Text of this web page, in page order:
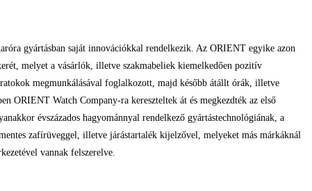
gyártásban saját innovációkkal rendelkezik. Az ORIENT egyike azon
melyet a vásárlók, illetve szakmabeliek kiemelkedően pozitív
megmunkálásával foglalkozott, majd később átállt órák, illetve
ORIENT Watch Company-ra kereszteltek át és megkezdték az első
évszázados hagyománnyal rendelkező gyártástechnológiának, a
zafírüveggel, illetve járástartalék kijelzővel, melyeket más márkáknál
vannak felszerelve.